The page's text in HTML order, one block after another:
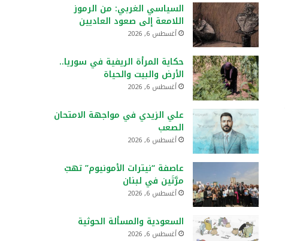
السياسي الغربي: من الرموز
اللامعة إلى صعود العاديين
أغسطس 6, 2026
حكاية المرأة الريفية في سوريا..
الأرض والبيت والحياة
أغسطس 6, 2026
علي الزيدي في مواجهة الامتحان
الصعب
أغسطس 6, 2026
عاصفة “نيترات الأمونيوم” تهبّ
مرَّتَين في لبنان
أغسطس 6, 2026
السعودية والمسألة الحوثية
أغسطس 6, 2026